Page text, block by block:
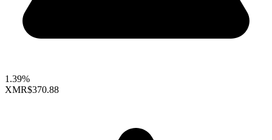
1.39%
XMR$370.88